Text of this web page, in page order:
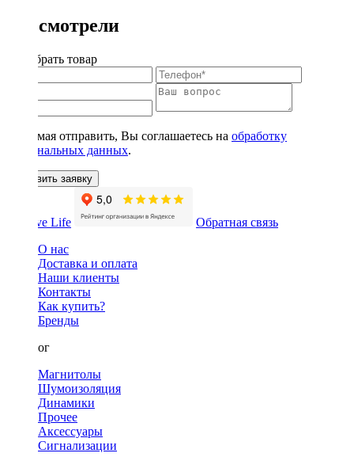
Вы смотрели
Подобрать товар
Нажимая отправить, Вы соглашаетесь на обработку
персональных данных.
Оставить заявку
Обратная связь
О нас
Доставка и оплата
Наши клиенты
Контакты
Как купить?
Бренды
Каталог
Магнитолы
Шумоизоляция
Динамики
Прочее
Аксессуары
Сигнализации